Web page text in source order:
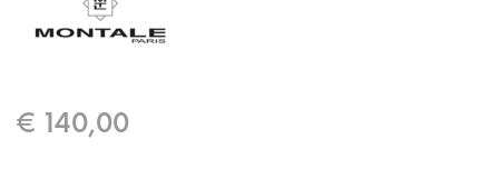
€ 140,00